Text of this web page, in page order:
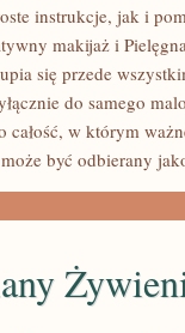
instrukcje, jak i
makijaż i
się przede
do samego
całość, w którym
być odbierany